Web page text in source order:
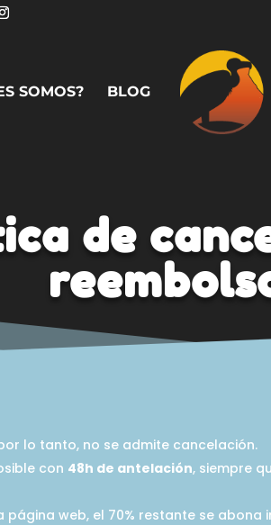
SOMOS? BLOG
de
lo tanto, no se admite cancelación.
con 48h de antelación, siempre
página web, el 70% restante se